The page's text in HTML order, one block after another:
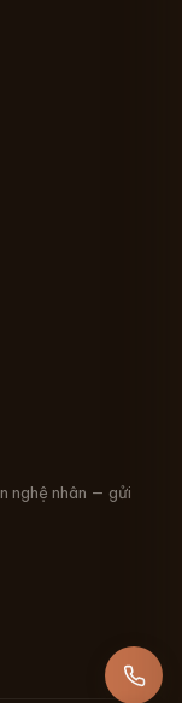
nghệ nhân — gửi